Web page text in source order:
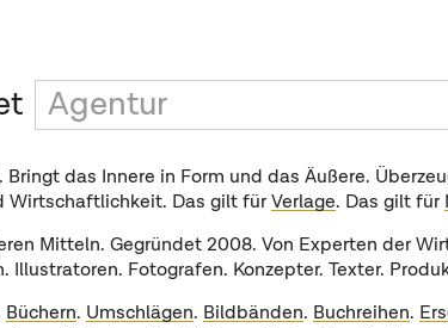
Agentur
das Innere in Form und das Äußere.
Wirtschaftlichkeit. Das gilt für Verlage. Das gilt für
Mitteln. Gegründet 2008. Von Experten der
Illustratoren. Fotografen. Konzepter. Texter.
Büchern. Umschlägen. Bildbänden. Buchreihen.